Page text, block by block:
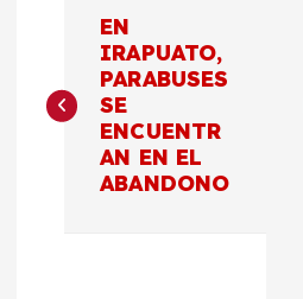
v
EN
IRAPUATO,
PARABUSES
SE
ENCUENTR
AN EN EL
ABANDONO